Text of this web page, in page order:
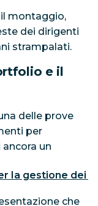
montaggio,
dei dirigenti
strampalati.
e il
delle prove
per
un
la gestione dei
che